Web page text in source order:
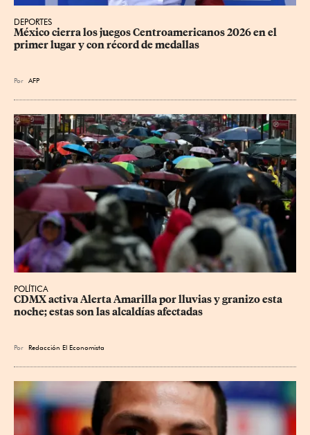
DEPORTES
México cierra los juegos Centroamericanos 2026 en el
primer lugar y con récord de medallas
Por AFP
POLÍTICA
CDMX activa Alerta Amarilla por lluvias y granizo esta
noche; estas son las alcaldías afectadas
Por Redacción El Economista